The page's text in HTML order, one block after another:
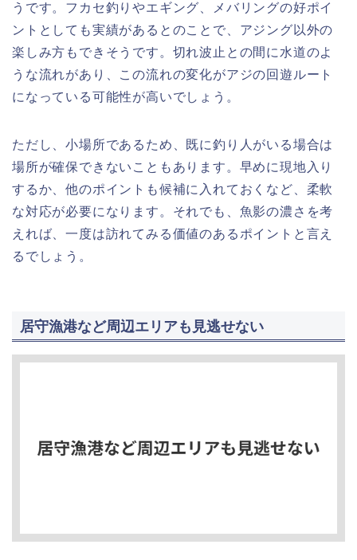
うです。フカセ釣りやエギング、メバリングの好ポイ
ントとしても実績があるとのことで、アジング以外の
楽しみ方もできそうです。切れ波止との間に水道のよ
うな流れがあり、この流れの変化がアジの回遊ルート
になっている可能性が高いでしょう。
ただし、小場所であるため、既に釣り人がいる場合は
場所が確保できないこともあります。早めに現地入り
するか、他のポイントも候補に入れておくなど、柔軟
な対応が必要になります。それでも、魚影の濃さを考
えれば、一度は訪れてみる価値のあるポイントと言え
るでしょう。
居守漁港など周辺エリアも見逃せない